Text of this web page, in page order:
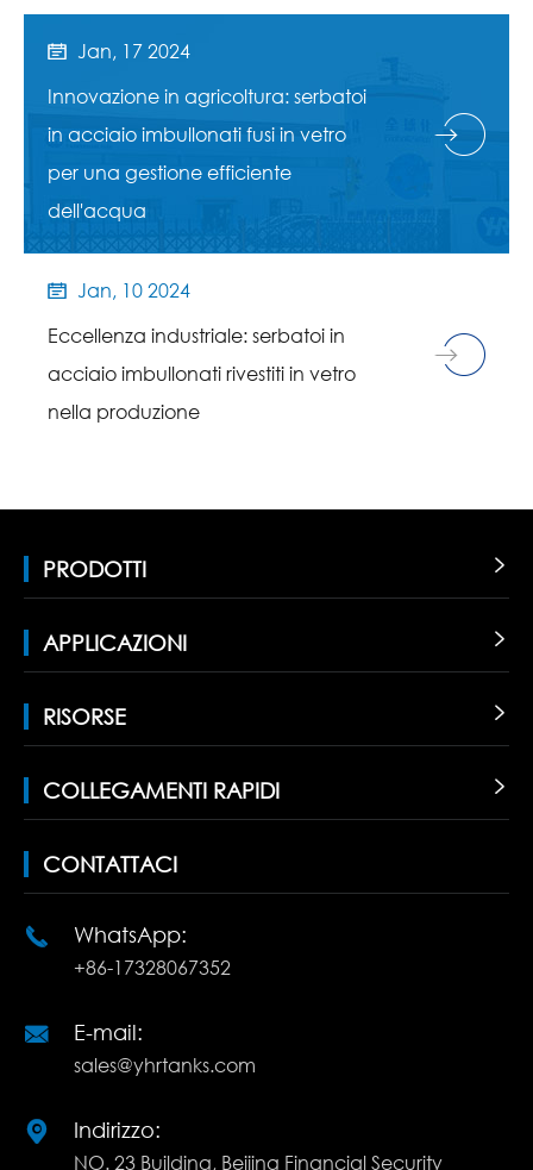

Jan, 17 2024
Innovazione in agricoltura: serbatoi
in acciaio imbullonati fusi in vetro
per una gestione efficiente
dell'acqua

Jan, 10 2024
Eccellenza industriale: serbatoi in
acciaio imbullonati rivestiti in vetro
nella produzione
PRODOTTI 
APPLICAZIONI 
RISORSE 
COLLEGAMENTI RAPIDI 
CONTATTACI
 WhatsApp:
+86-17328067352
 E-mail:
sales@yhrtanks.com
 Indirizzo:
NO. 23 Building, Beijing Financial Security